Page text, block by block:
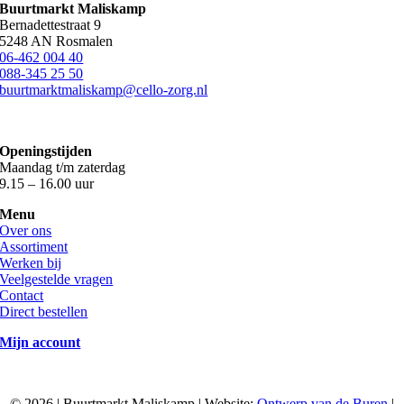
Buurtmarkt Maliskamp
Bernadettestraat 9
5248 AN Rosmalen
06-462 004 40
088-345 25 50
buurtmarktmaliskamp@cello-zorg.nl
Openingstijden
Maandag t/m zaterdag
9.15 – 16.00 uur
Menu
Over ons
Assortiment
Werken bij
Veelgestelde vragen
Contact
Direct bestellen
Mijn account